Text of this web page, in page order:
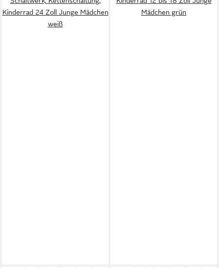
Kinderrad 24 Zoll Junge Mädchen
weiß
Mädchen grün